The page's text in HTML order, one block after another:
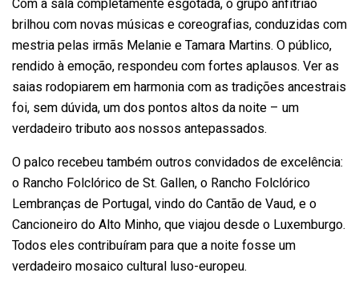
brilhou com novas músicas e coreografias, conduzidas com
mestria pelas irmãs Melanie e Tamara Martins. O público,
rendido à emoção, respondeu com fortes aplausos. Ver as
saias rodopiarem em harmonia com as tradições ancestrais
foi, sem dúvida, um dos pontos altos da noite – um
verdadeiro tributo aos nossos antepassados.
O palco recebeu também outros convidados de excelência:
o Rancho Folclórico de St. Gallen, o Rancho Folclórico
Lembranças de Portugal, vindo do Cantão de Vaud, e o
Cancioneiro do Alto Minho, que viajou desde o Luxemburgo.
Todos eles contribuíram para que a noite fosse um
verdadeiro mosaico cultural luso-europeu.